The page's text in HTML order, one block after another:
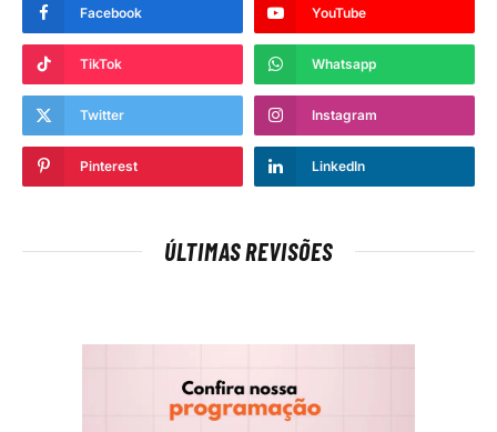
Facebook YouTube
TikTok Whatsapp
Twitter Instagram
Pinterest LinkedIn
ÚLTIMAS REVISÕES